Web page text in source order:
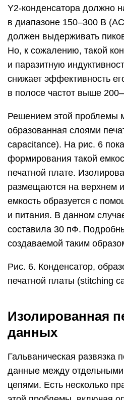
Y2‑конденсатора должно
в диапазоне 150–300 В
должен выдерживать
Но, к сожалению, такой
и паразитную
снижает эффективность
в полосе частот выше
Решением этой проблемы
образованная слоями
capacitance). На рис. 6
формирования такой
печатной плате.
размещаются на верхнем
емкость образуется с
и питания. В данном
составила 30 пФ.
создаваемой таким
Рис. 6. Конденсатор,
печатной платы (stitching
Изолированная
данных
Гальваническая развязка
данные между отдельными
цепями. Есть несколько